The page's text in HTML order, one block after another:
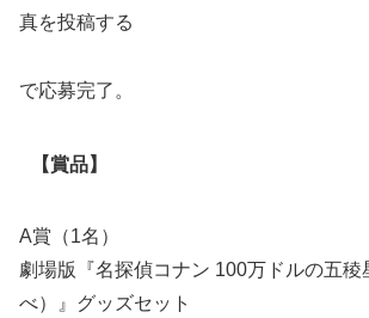
真を投稿する
で応募完了。
【賞品】
A賞（1名）
劇場版『名探偵コナン 100万ドルの五稜
べ）』グッズセット